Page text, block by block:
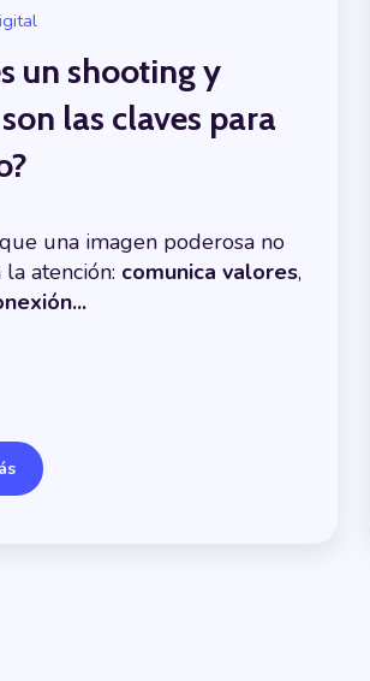
un shooting y
las claves para
una imagen poderosa no
atención: comunica valores,